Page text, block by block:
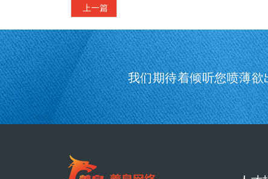
上一篇
我们期待着倾听您喷薄